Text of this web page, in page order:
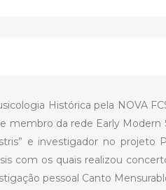
Histórica pela NOVA
membro da rede Early Modern
e investigador no projeto
com os quais realizou
pessoal Canto